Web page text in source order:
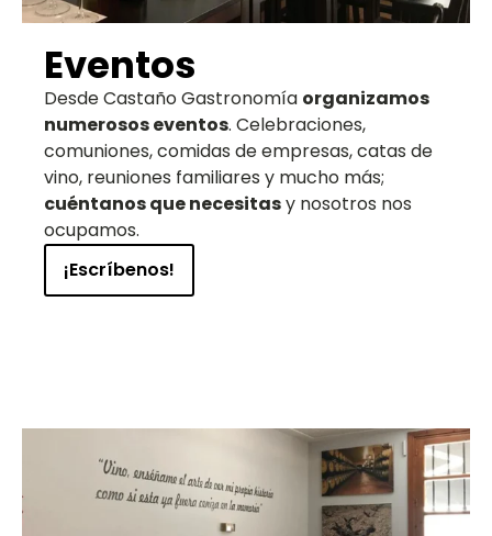
Eventos
Desde Castaño Gastronomía organizamos
numerosos eventos. Celebraciones,
comuniones, comidas de empresas, catas de
vino, reuniones familiares y mucho más;
cuéntanos que necesitasy nosotros nos
ocupamos.
¡Escríbenos!